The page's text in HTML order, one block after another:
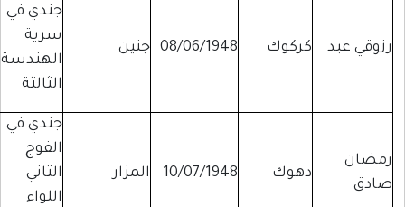
جندي في
سرية
الهندسة
الثالثة
جنين 08/06/1948 كركوك رزوقي عبد
جندي في
الفوج
الثاني
اللواء
المزار 10/07/1948 دهوك
رمضان
صادق